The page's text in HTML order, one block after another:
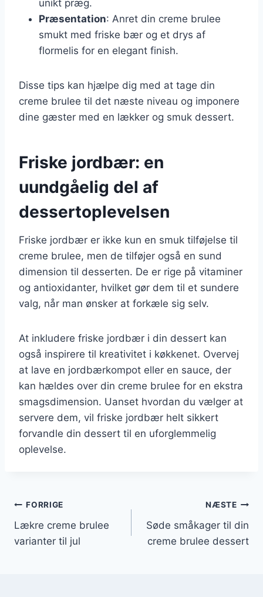
unikt præg.
Præsentation: Anret din creme brulee
smukt med friske bær og et drys af
flormelis for en elegant finish.
Disse tips kan hjælpe dig med at tage din
creme brulee til det næste niveau og imponere
dine gæster med en lækker og smuk dessert.
Friske jordbær: en
uundgåelig del af
dessertoplevelsen
Friske jordbær er ikke kun en smuk tilføjelse til
creme brulee, men de tilføjer også en sund
dimension til desserten. De er rige på vitaminer
og antioxidanter, hvilket gør dem til et sundere
valg, når man ønsker at forkæle sig selv.
At inkludere friske jordbær i din dessert kan
også inspirere til kreativitet i køkkenet. Overvej
at lave en jordbærkompot eller en sauce, der
kan hældes over din creme brulee for en ekstra
smagsdimension. Uanset hvordan du vælger at
servere dem, vil friske jordbær helt sikkert
forvandle din dessert til en uforglemmelig
oplevelse.
Indlægsnavigation
FORRIGE
Lækre creme brulee
varianter til jul
NÆSTE
Søde småkager til din
creme brulee dessert